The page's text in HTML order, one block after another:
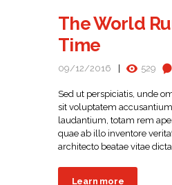
The World
Time
09/12/2016 529
Sed ut perspiciatis, unde
sit voluptatem
laudantium, totam rem
quae ab illo inventore
architecto beatae vitae
Learn more